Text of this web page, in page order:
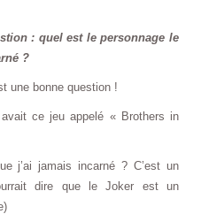
: quel est le personnage le
?
une bonne question !
ce jeu appelé « Brothers in
j’ai jamais incarné ? C’est un
dire que le Joker est un